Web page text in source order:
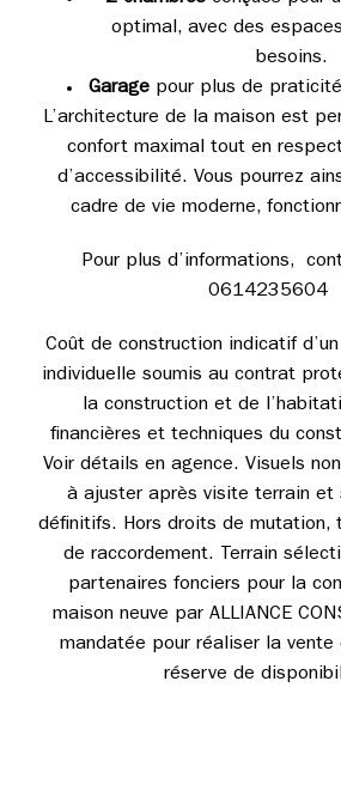
optimal, avec des
besoins.
Garagepour plus de
L’architecture de la maison est
confort maximal tout en
d’accessibilité. Vous pourrez
cadre de vie moderne,
Pour plus d’informations,
0614235604
Coût de construction indicatif
individuelle soumis au contrat
la construction et de
financières et techniques du
Voir détails en agence. Visuels
à ajuster après visite terrain et
définitifs. Hors droits de mutation,
de raccordement. Terrain
partenaires fonciers pour la
maison neuve par ALLIANCE
mandatée pour réaliser la vente
réserve de